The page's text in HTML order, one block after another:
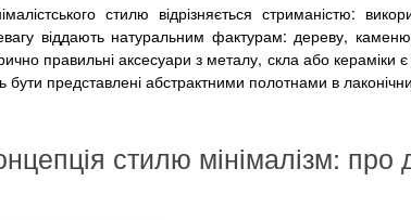
стилю відрізняється стриманістю:
віддають натуральним фактурам: дереву,
правильні аксесуари з металу, скла або
бути представлені абстрактними полотнами в
стилю мінімалізм: про